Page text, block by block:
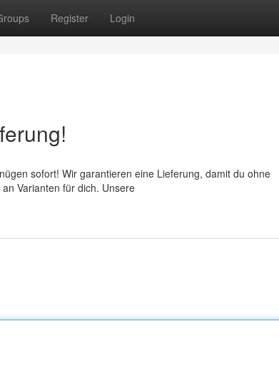
Register Login
sofort! Wir garantieren eine Lieferung, damit du ohne
Varianten für dich. Unsere